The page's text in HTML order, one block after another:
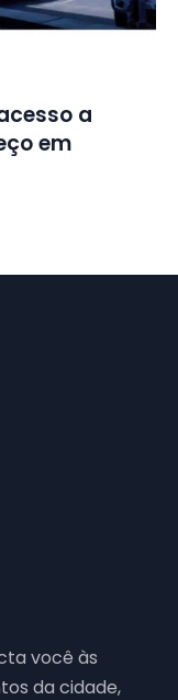
a
em
você às
da cidade,